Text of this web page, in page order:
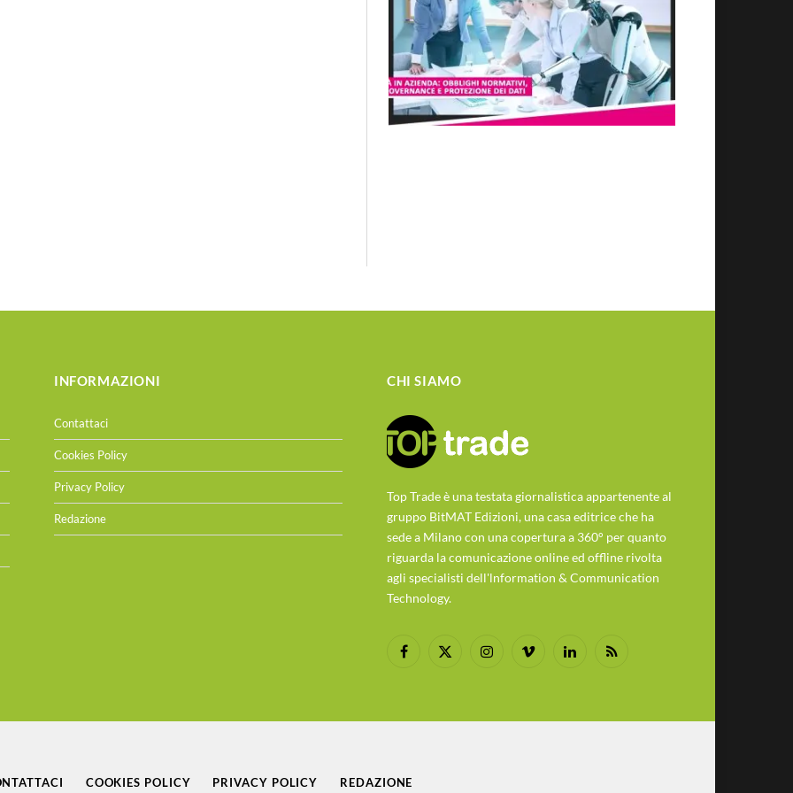
INFORMAZIONI
Contattaci
Cookies Policy
Privacy Policy
Redazione
CHI SIAMO
Top Trade è una testata giornalistica appartenente al
gruppo BitMAT Edizioni, una casa editrice che ha
sede a Milano con una copertura a 360° per quanto
riguarda la comunicazione online ed offline rivolta
agli specialisti dell'lnformation & Communication
Technology.
Facebook
X
InstagramVimeo LinkedInRSS
COOKIES POLICY PRIVACY POLICY REDAZIONE